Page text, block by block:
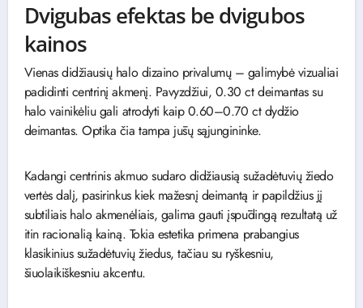
Dvigubas efektas be dvigubos
kainos
Vienas didžiausių halo dizaino privalumų – galimybė vizualiai
padidinti centrinį akmenį. Pavyzdžiui, 0.30 ct deimantas su
halo vainikėliu gali atrodyti kaip 0.60–0.70 ct dydžio
deimantas. Optika čia tampa jūsų sąjungininke.
Kadangi centrinis akmuo sudaro didžiausią sužadėtuvių žiedo
vertės dalį, pasirinkus kiek mažesnį deimantą ir papildžius jį
subtiliais halo akmenėliais, galima gauti įspūdingą rezultatą už
itin racionalią kainą. Tokia estetika primena prabangius
klasikinius sužadėtuvių žiedus, tačiau su ryškesniu,
šiuolaikiškesniu akcentu.